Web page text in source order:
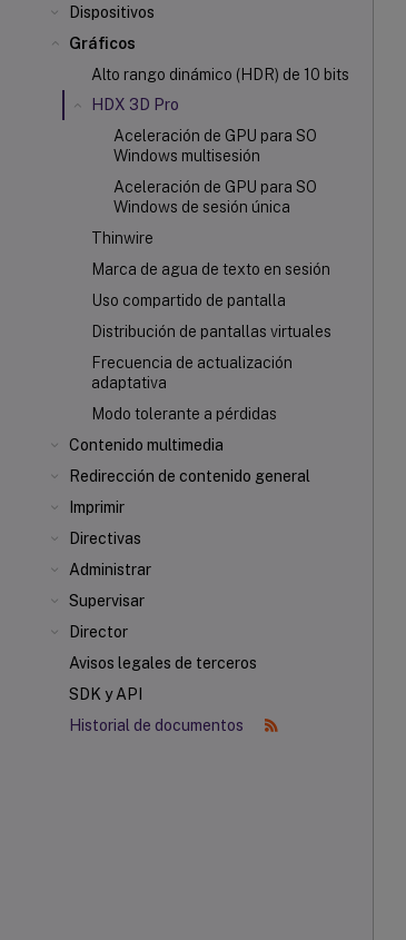
Dispositivos
Gráficos
Alto rango dinámico (HDR) de 10 bits
HDX 3D Pro
Aceleración de GPU para SO
Windows multisesión
Aceleración de GPU para SO
Windows de sesión única
Thinwire
Marca de agua de texto en sesión
Uso compartido de pantalla
Distribución de pantallas virtuales
Frecuencia de actualización
adaptativa
Modo tolerante a pérdidas
Contenido multimedia
Redirección de contenido general
Imprimir
Directivas
Administrar
Supervisar
Director
Avisos legales de terceros
SDK y API
Historial de documentos